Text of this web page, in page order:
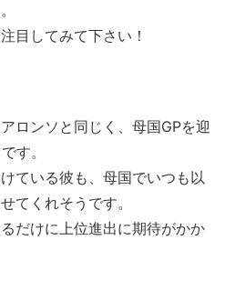
目してみて下さい！
ロンソと同じく、母国GPを迎
す。
ている彼も、母国でいつも以
てくれそうです。
だけに上位進出に期待がかか